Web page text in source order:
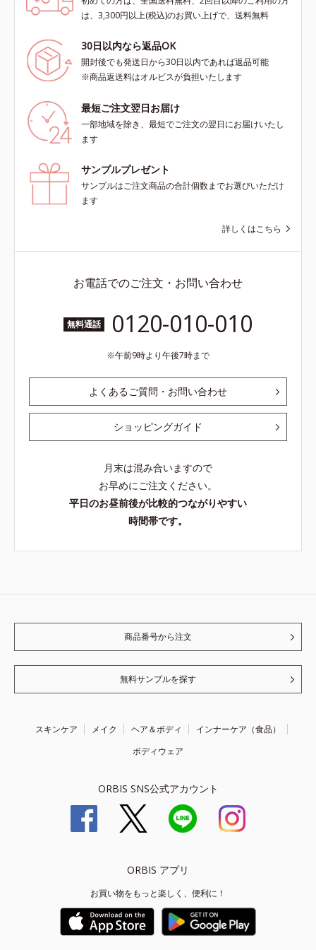
は、3,300円以上(税込)のお買い上げで、送料無料
30日以内なら返品OK
開封後でも発送日から30日以内であれば返品可能
※商品返送料はオルビスが負担いたします
最短ご注文翌日お届け
一部地域を除き、最短でご注文の翌日にお届けいたし
ます
サンプルプレゼント
サンプルはご注文商品の合計個数までお選びいただけ
ます
詳しくはこちら
お電話でのご注文・お問い合わせ
無料通話 0120-010-010
午前9時より午後7時まで
よくあるご質問・お問い合わせ
ショッピングガイド
月末は混み合いますので
お早めにご注文ください。
平日のお昼前後が比較的つながりやすい
時間帯です。
商品番号から注文
無料サンプルを探す
スキンケア メイク ヘア＆ボディ
インナーケア（食品）
ボディウェア
ORBIS SNS公式アカウント
ORBIS アプリ
お買い物をもっと楽しく、便利に！